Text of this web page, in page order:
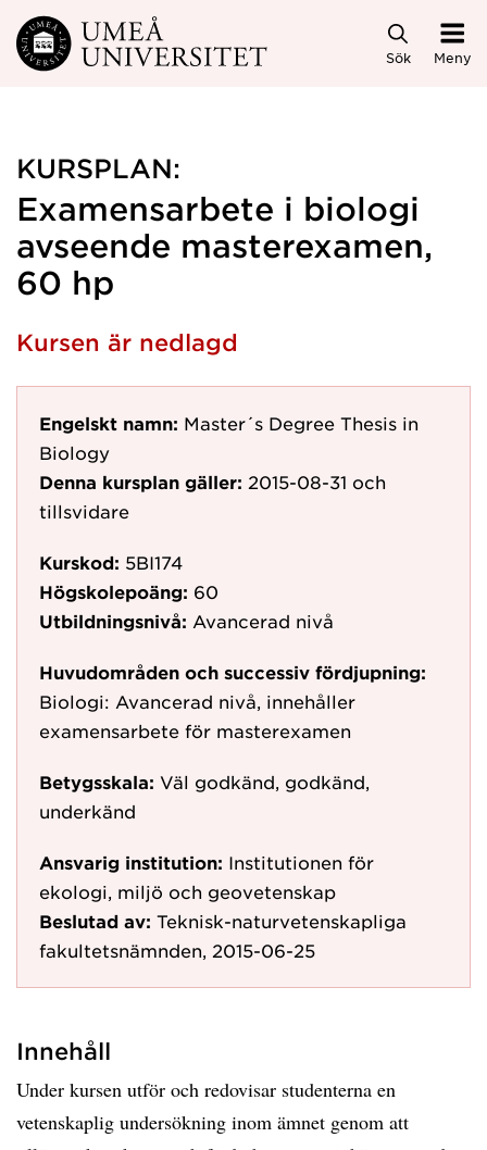
Hoppa direkt till innehållet
Sök Meny
KURSPLAN:
Examensarbete i biologi
avseende masterexamen,
60 hp
Kursen är nedlagd
Engelskt namn: Master´s Degree Thesis in
Biology
Denna kursplan gäller: 2015-08-31 och
tillsvidare
Kurskod: 5BI174
Högskolepoäng: 60
Utbildningsnivå: Avancerad nivå
Huvudområden och successiv fördjupning:
Biologi: Avancerad nivå, innehåller
examensarbete för masterexamen
Betygsskala: Väl godkänd, godkänd,
underkänd
Ansvarig institution: Institutionen för
ekologi, miljö och geovetenskap
Beslutad av: Teknisk-naturvetenskapliga
fakultetsnämnden, 2015-06-25
Innehåll
Under kursen utför och redovisar studenterna en
vetenskaplig undersökning inom ämnet genom att